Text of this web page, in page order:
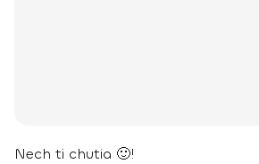
Nech ti chutia 🙂!